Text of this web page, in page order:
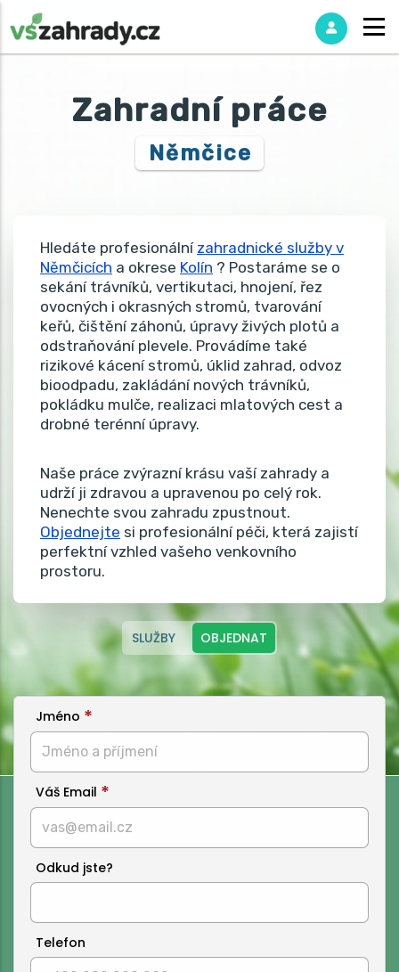
Zahradní práce
Němčice
Hledáte profesionální zahradnické služby v
Němčicích a okrese Kolín ? Postaráme se o
sekání trávníků, vertikutaci, hnojení, řez
ovocných i okrasných stromů, tvarování
keřů, čištění záhonů, úpravy živých plotů a
odstraňování plevele. Provádíme také
rizikové kácení stromů, úklid zahrad, odvoz
bioodpadu, zakládání nových trávníků,
pokládku mulče, realizaci mlatových cest a
drobné terénní úpravy.
Naše práce zvýrazní krásu vaší zahrady a
udrží ji zdravou a upravenou po celý rok.
Nenechte svou zahradu zpustnout.
Objednejte si profesionální péči, která zajistí
perfektní vzhled vašeho venkovního
prostoru.
SLUŽBY OBJEDNAT
Jméno
Váš Email
Odkud jste?
Telefon